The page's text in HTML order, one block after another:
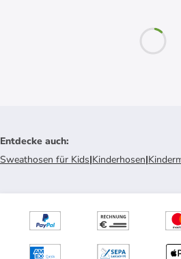
Entdecke auch:
Sweathosen für Kids|Kinderhosen|